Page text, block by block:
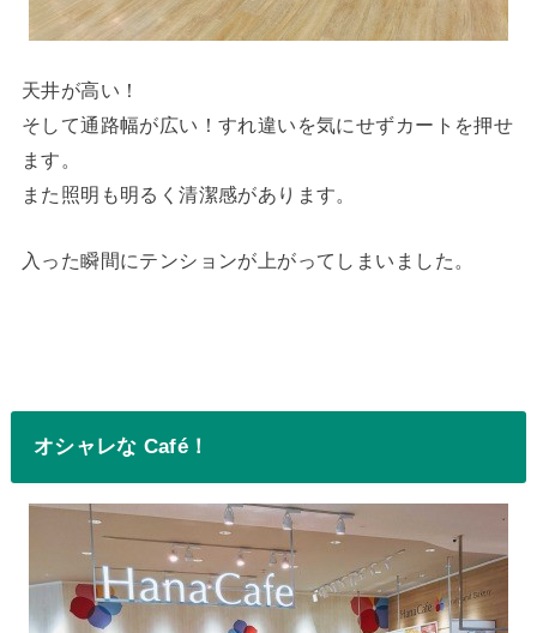
天井が高い！
そして通路幅が広い！すれ違いを気にせずカートを押せ
ます。
また照明も明るく清潔感があります。
入った瞬間にテンションが上がってしまいました。
オシャレな Café！